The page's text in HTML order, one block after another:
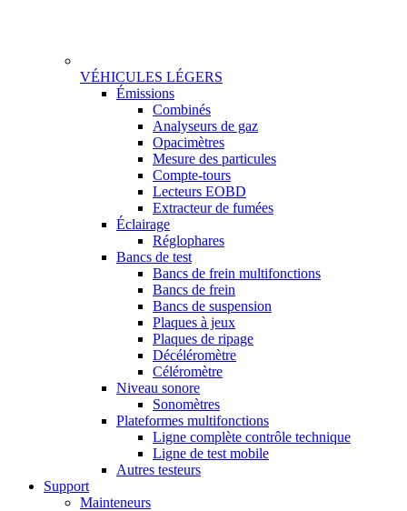
VÉHICULES LÉGERS
GammeÉmissions
Combinés
Analyseurs de gaz
Opacimètres
Mesure des particules
Compte-tours
Lecteurs EOBD
Extracteur de fumées
Éclairage
Réglophares
Bancs de test
Bancs de frein multifonctions
Bancs de frein
Bancs de suspension
Plaques à jeux
Plaques de ripage
Décéléromètre
Céléromètre
Niveau sonore
Sonomètres
Plateformes multifonctions
Ligne complète contrôle technique
Ligne de test mobile
Autres testeurs
Support
Mainteneurs